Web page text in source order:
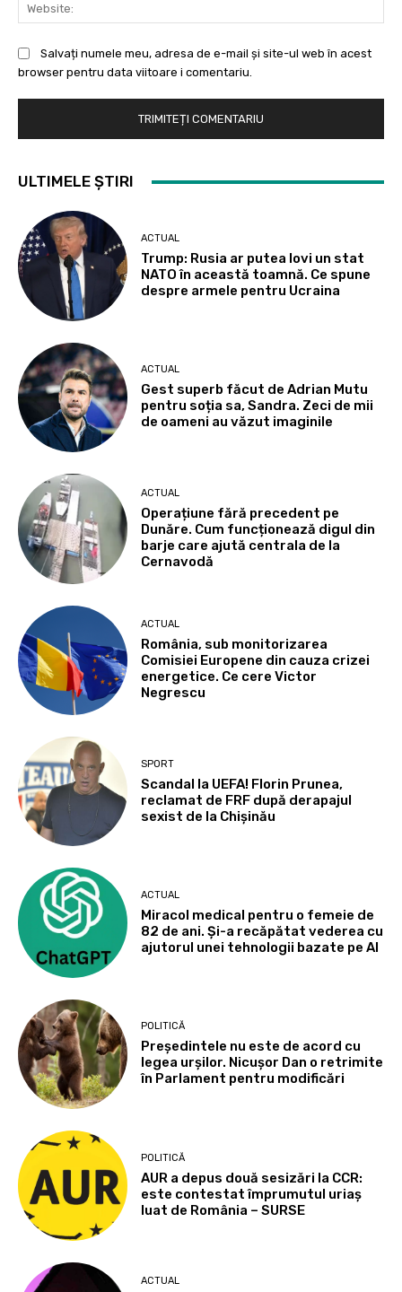
Salvați numele meu, adresa de e-mail și site-ul web în acest
browser pentru data viitoare i comentariu.
ULTIMELE ȘTIRI
ACTUAL
Trump: Rusia ar putea lovi un stat
NATO în această toamnă. Ce spune
despre armele pentru Ucraina
ACTUAL
Gest superb făcut de Adrian Mutu
pentru soția sa, Sandra. Zeci de mii
de oameni au văzut imaginile
ACTUAL
Operațiune fără precedent pe
Dunăre. Cum funcționează digul din
barje care ajută centrala de la
Cernavodă
ACTUAL
România, sub monitorizarea
Comisiei Europene din cauza crizei
energetice. Ce cere Victor
Negrescu
SPORT
Scandal la UEFA! Florin Prunea,
reclamat de FRF după derapajul
sexist de la Chișinău
ACTUAL
Miracol medical pentru o femeie de
82 de ani. Și-a recăpătat vederea cu
ajutorul unei tehnologii bazate pe AI
POLITICĂ
Președintele nu este de acord cu
legea urșilor. Nicușor Dan o retrimite
în Parlament pentru modificări
POLITICĂ
AUR a depus două sesizări la CCR:
este contestat împrumutul uriaș
luat de România – SURSE
ACTUAL